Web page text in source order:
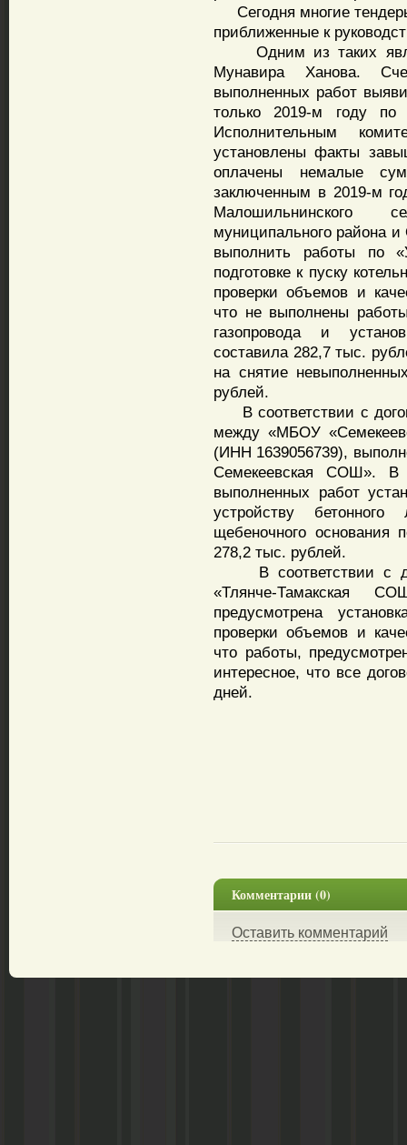
Сегодня многие
приближенные к
Одним из таких
Мунавира Ханова.
выполненных работ
только 2019-м году
Исполнительным
установлены факты
оплачены немалые
заключенным в 2019-м
Малошильнинского
муниципального района
выполнить работы по
подготовке к пуску
проверки объемов и
что не выполнены
газопровода и
составила 282,7 тыс.
на снятие
рублей.
В соответствии с
между «МБОУ
(ИНН 1639056739),
Семекеевская СОШ». В
выполненных работ
устройству
щебеночного основания
278,2 тыс. рублей.
В соответствии с
«Тлянче-Тамакская
предусмотрена
проверки объемов и
что работы,
интересное, что все
дней.
Комментарии (0)
Оставить комментарий